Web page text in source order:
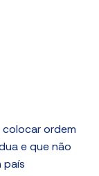
ordem
e que não
país